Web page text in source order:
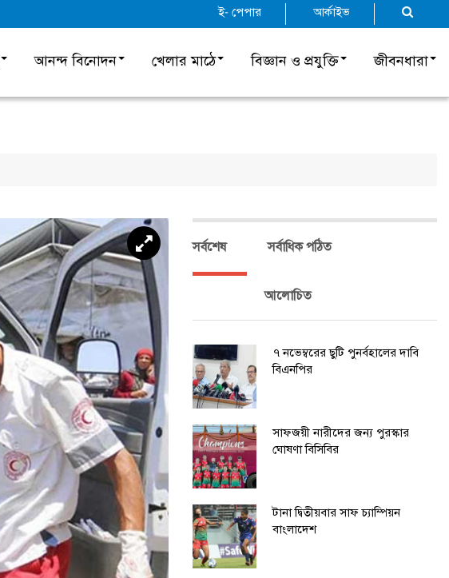
ই- পেপার আর্কাইভ
আনন্দ বিনোদন খেলার মাঠে বিজ্ঞান ও প্রযুক্তি জীবনধারা
সর্বশেষ সর্বাধিক পঠিত
আলোচিত
৭ নভেম্বরের ছুটি পুনর্বহালের দাবি
বিএনপির
সাফজয়ী নারীদের জন্য পুরস্কার
ঘোষণা বিসিবির
টানা দ্বিতীয়বার সাফ চ্যাম্পিয়ন
বাংলাদেশ